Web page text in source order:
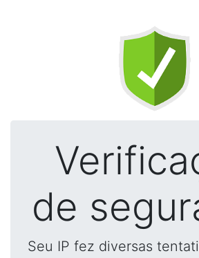
de
Seu IP fez diversas